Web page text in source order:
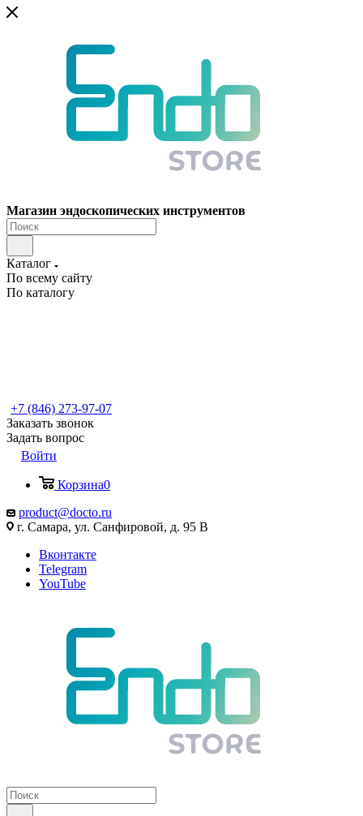
Магазин эндоскопических инструментов
Каталог
По всему сайту
По каталогу
+7 (846) 273-97-07
Заказать звонок
Задать вопрос
Войти
Корзина0
product@docto.ru
г. Самара, ул. Санфировой, д. 95 В
Вконтакте
Telegram
YouTube